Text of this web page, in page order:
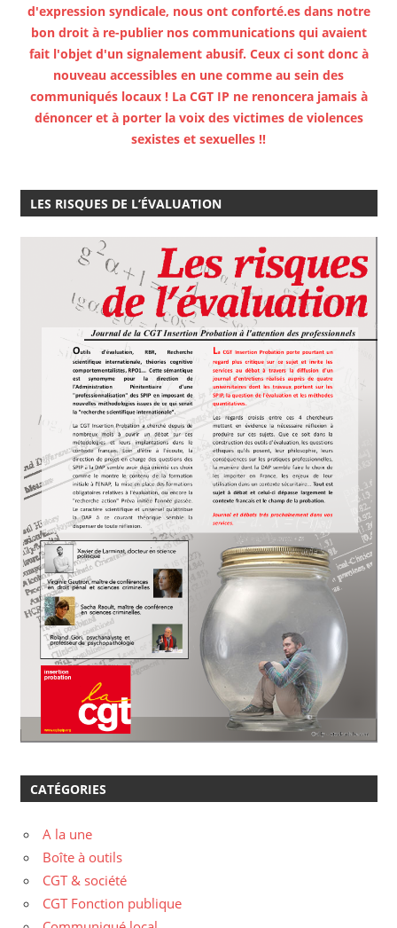
d'expression syndicale, nous ont conforté.es dans notre
bon droit à re-publier nos communications qui avaient
fait l'objet d'un signalement abusif. Ceux ci sont donc à
nouveau accessibles en une comme au sein des
communiqués locaux ! La CGT IP ne renoncera jamais à
dénoncer et à porter la voix des victimes de violences
sexistes et sexuelles !!
LES RISQUES DE L’ÉVALUATION
CATÉGORIES
A la une
Boîte à outils
CGT & société
CGT Fonction publique